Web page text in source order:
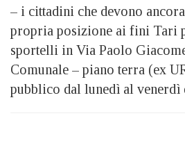
– i cittadini che devono
propria posizione ai fini Tari
sportelli in Via Paolo
Comunale – piano terra (ex
pubblico dal lunedì al venerdì